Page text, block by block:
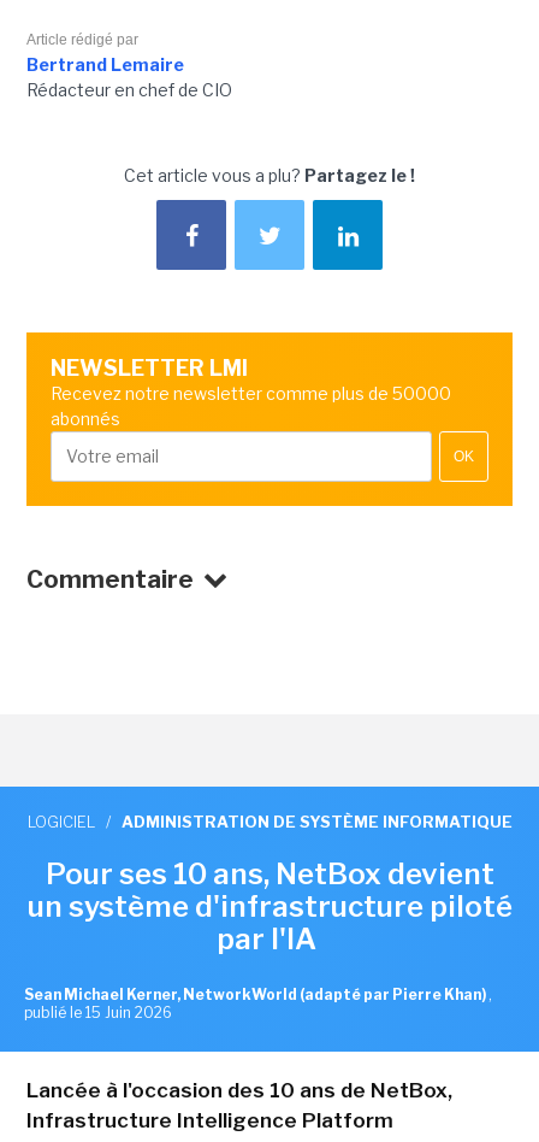
Article rédigé par
Bertrand Lemaire
Rédacteur en chef de CIO
Cet article vous a plu? Partagez le !
NEWSLETTER LMI
Recevez notre newsletter comme plus de 50000
abonnés
OK
Commentaire
LOGICIEL / ADMINISTRATION DE SYSTÈME INFORMATIQUE
Pour ses 10 ans, NetBox devient
un système d'infrastructure piloté
par l'IA
Sean Michael Kerner, NetworkWorld (adapté par Pierre Khan) ,
publié le 15 Juin 2026
Lancée à l'occasion des 10 ans de NetBox,
Infrastructure Intelligence Platform